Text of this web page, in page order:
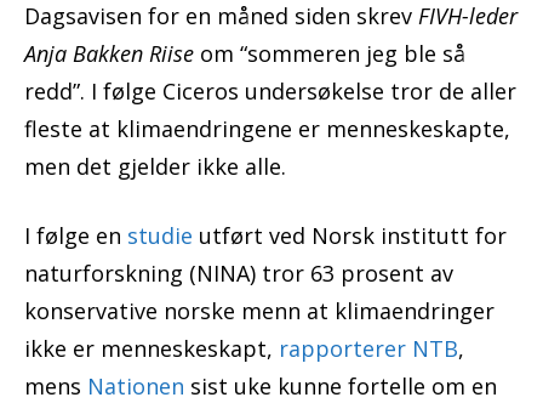
Dagsavisen for en måned siden skrev FIVH-leder
Anja Bakken Riise om “sommeren jeg ble så
redd”. I følge Ciceros undersøkelse tror de aller
fleste at klimaendringene er menneskeskapte,
men det gjelder ikke alle.
I følge en studie utført ved Norsk institutt for
naturforskning (NINA) tror 63 prosent av
konservative norske menn at klimaendringer
ikke er menneskeskapt, rapporterer NTB,
mens Nationen sist uke kunne fortelle om en